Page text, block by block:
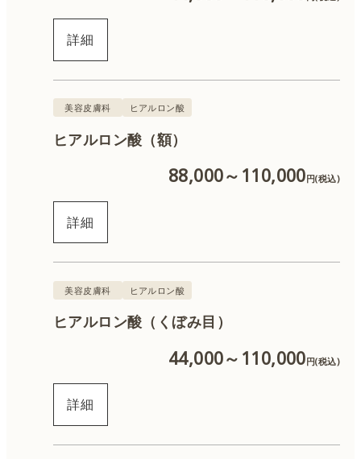
詳細
美容皮膚科 ヒアルロン酸
ヒアルロン酸（額）
88,000～110,000 円(税込)
詳細
美容皮膚科 ヒアルロン酸
ヒアルロン酸（くぼみ目）
44,000～110,000円(税込)
詳細